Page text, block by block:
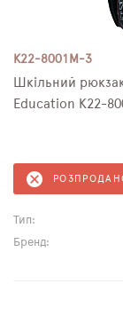
K22-8001M-3
Шкільний
Education K22-
Тип:
Бренд: